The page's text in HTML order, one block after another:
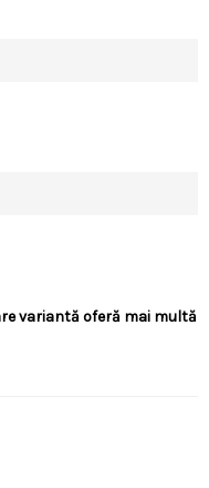
variantă oferă mai multă